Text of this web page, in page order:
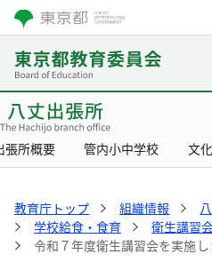
張所概要 管内小中学校 文
教育庁トップ 組織情報
学校給食・食育
衛生講習
令和７年度衛生講習会を実施